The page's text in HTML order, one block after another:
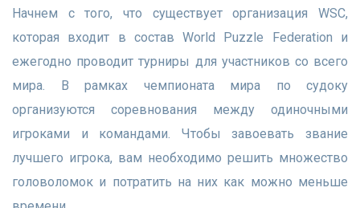
Начнем с того, что существует организация WSC,
которая входит в состав World Puzzle Federation и
ежегодно проводит турниры для участников со всего
мира. В рамках чемпионата мира по судоку
организуются соревнования между одиночными
игроками и командами. Чтобы завоевать звание
лучшего игрока, вам необходимо решить множество
головоломок и потратить на них как можно меньше